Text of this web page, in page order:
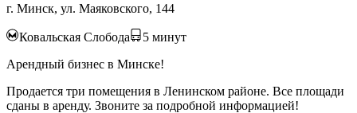
г. Минск, ул. Маяковского, 144
Ковальская Слобода 5 минут
Арендный бизнес в Минске!
Продается три помещения в Ленинском районе. Все площади
сданы в аренду. Звоните за подробной информацией!